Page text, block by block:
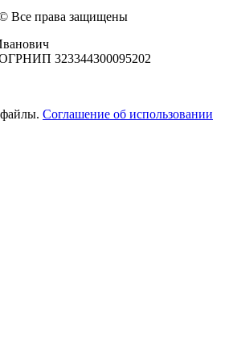
Все права защищены
323344300095202
Соглашение об использовании